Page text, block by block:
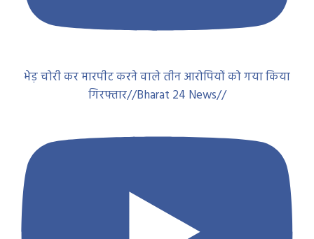
भेड़ चोरी कर मारपीट करने वाले तीन आरोपियों को गया किया
गिरफ्तार//Bharat 24 News//